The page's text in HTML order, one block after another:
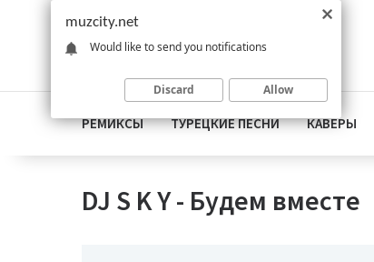
РЕМИКСЫ ТУРЕЦКИЕ ПЕСНИ КАВЕРЫ
DJ S K Y - Будем вместе
muzcity.net
Would like to send you notifications
Discard Allow